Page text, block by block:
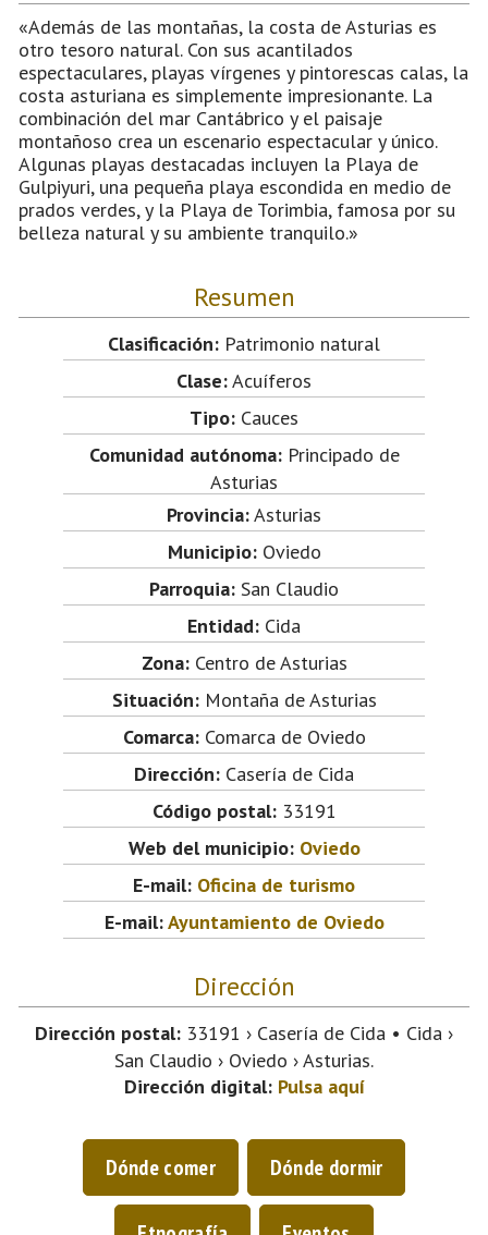
«Además de las montañas, la costa de Asturias es
otro tesoro natural. Con sus acantilados
espectaculares, playas vírgenes y pintorescas calas, la
costa asturiana es simplemente impresionante. La
combinación del mar Cantábrico y el paisaje
montañoso crea un escenario espectacular y único.
Algunas playas destacadas incluyen la Playa de
Gulpiyuri, una pequeña playa escondida en medio de
prados verdes, y la Playa de Torimbia, famosa por su
belleza natural y su ambiente tranquilo.»
Resumen
Clasificación: Patrimonio natural
Clase:Acuíferos
Tipo: Cauces
Comunidad autónoma:Principado de
Asturias
Provincia:Asturias
Municipio:Oviedo
Parroquia: San Claudio
Entidad: Cida
Zona:Centro de Asturias
Situación:Montaña de Asturias
Comarca:Comarca de Oviedo
Dirección: Casería de Cida
Código postal:33191
Web del municipio: Oviedo
E-mail: Oficina de turismo
E-mail:Ayuntamiento de Oviedo
Dirección
Dirección postal: 33191 › Casería de Cida • Cida ›
San Claudio › Oviedo › Asturias.
Dirección digital: Pulsa aquí
Dónde comer Dónde dormir